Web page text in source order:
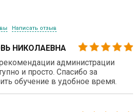
Написать отзыв
НИКОЛАЕВНА
администрации
и просто. Спасибо за
обучение в удобное время.